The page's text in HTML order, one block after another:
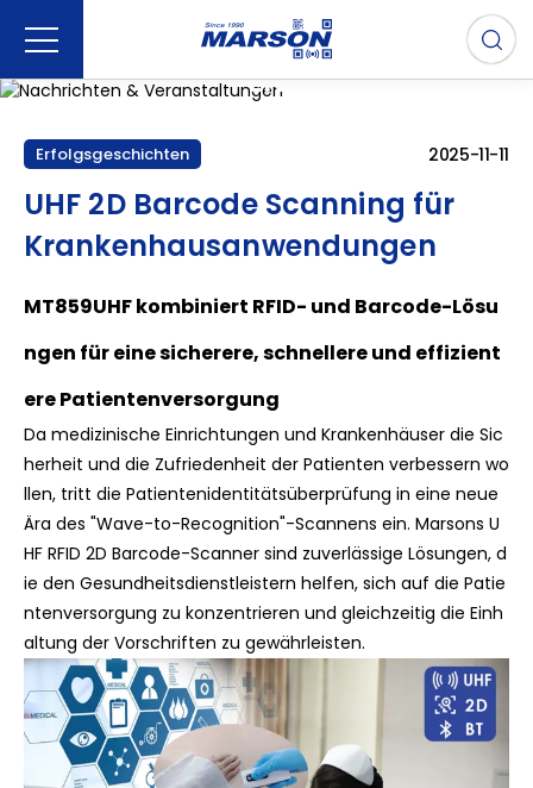
NEUIGKEITEN & VERANSTALTUNG
EN
Erfolgsgeschichten
2025-11-11
UHF 2D Barcode Scanning für
Krankenhausanwendungen
MT859UHF kombiniert RFID- und Barcode-Lösu
ngen für eine sicherere, schnellere und effizient
ere Patientenversorgung
Da medizinische Einrichtungen und Krankenhäuser die Sic
herheit und die Zufriedenheit der Patienten verbessern wo
llen, tritt die Patientenidentitätsüberprüfung in eine neue
Ära des "Wave-to-Recognition"-Scannens ein. Marsons U
HF RFID 2D Barcode-Scanner sind zuverlässige Lösungen, d
ie den Gesundheitsdienstleistern helfen, sich auf die Patie
ntenversorgung zu konzentrieren und gleichzeitig die Einh
altung der Vorschriften zu gewährleisten.